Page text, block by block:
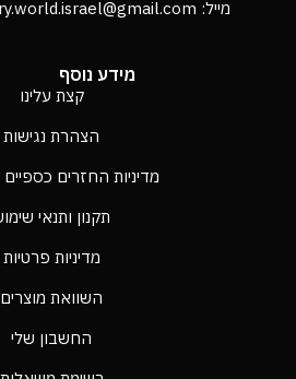
מייל: Luxury.world.israel@gmail.com
מידע נוסף
קצת עלינו
הצהרת נגישות
מדיניות החזרים
תקנון ותנאי
מדיניות פרטיות
השוואת מוצרים
החשבון שלי